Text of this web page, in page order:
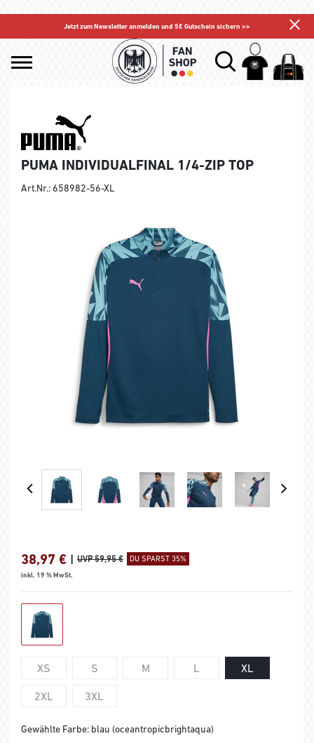
Jetzt zum Newsletter anmelden und 5€ Gutschein sichern >>
PUMA INDIVIDUALFINAL 1/4-ZIP TOP
Art.Nr.: 658982-56-XL
38,97 € | UVP 59,95 € DU SPARST 35%
inkl. 19 % MwSt.
XS S M L XL
2XL 3XL
Gewählte Farbe: blau (oceantropicbrightaqua)